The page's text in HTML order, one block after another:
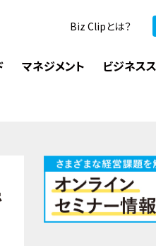
Biz Clipとは？
マネジメント ビジネス